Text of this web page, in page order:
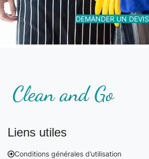
DEMANDER UN DEVIS
Liens utiles
Conditions générales d’utilisation